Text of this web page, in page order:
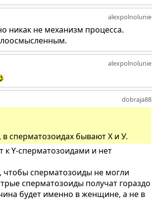
alexpolnolunie
никак не механизм процесса.
alexpolnolunie
dobraja88
сперматозоидах бывают Х и У.
Y-сперматозоидами и нет
чтобы сперматозоиды не могли
сперматозоиды получат гораздо
будет именно в женщине, а не в